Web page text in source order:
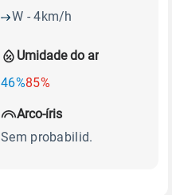
Umidade do ar
46%85%
W - 4km/h
Arco-íris
Sem probabilid.